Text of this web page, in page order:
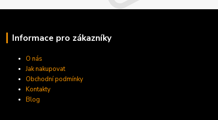
Informace pro zákazníky
O nás
Jak nakupovat
Obchodní podmínky
Kontakty
Blog